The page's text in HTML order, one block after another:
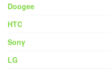
Doogee
HTC
Sony
LG